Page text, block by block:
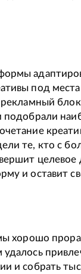
под
блок
подобрали
те, кто с
целевое
и оставит
хорошо
и собрать